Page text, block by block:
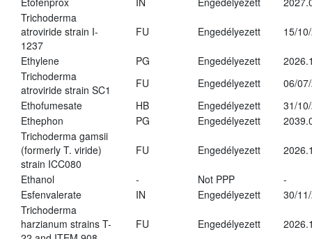
Trichoderma
atroviride strain I-
1237
FU Engedélyezett 15/
Ethylene PG Engedélyezett
Trichoderma
atroviride strain SC1
FU Engedélyezett
06/
Ethofumesate
HB Engedélyezett
31/
Ethephon
PG Engedélyezett
Trichoderma gamsii
(formerly T. viride)
strain ICC080
FU Engedélyezett
Ethanol - Not PPP
-
Esfenvalerate
IN Engedélyezett
30/
Trichoderma
harzianum strains T-
FU Engedélyezett